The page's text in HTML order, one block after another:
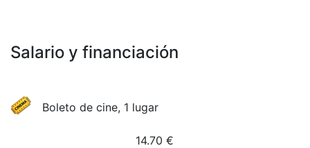
Salario y financiación
Boleto de cine, 1 lugar
14.70 €